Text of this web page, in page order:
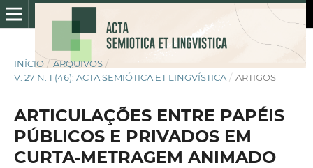
INÍCIO / ARQUIVOS /
V. 27 N. 1 (46): ACTA SEMIÓTICA ET LINGVÍSTICA / ARTIGOS
ARTICULAÇÕES ENTRE PAPÉIS
PÚBLICOS E PRIVADOS EM
CURTA-METRAGEM ANIMADO